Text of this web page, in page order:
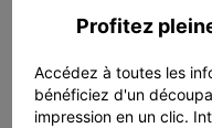
Profitez
Accédez à toutes les
bénéficiez d'un
impression en un clic.